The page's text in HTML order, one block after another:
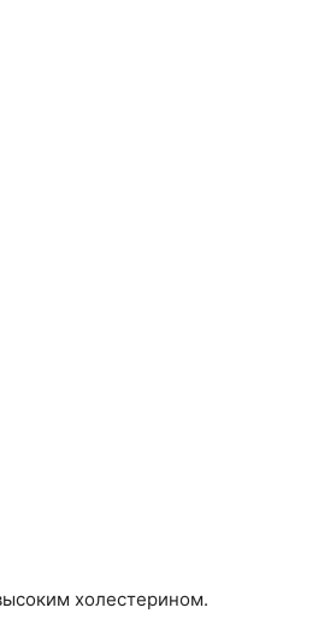
холестерином.